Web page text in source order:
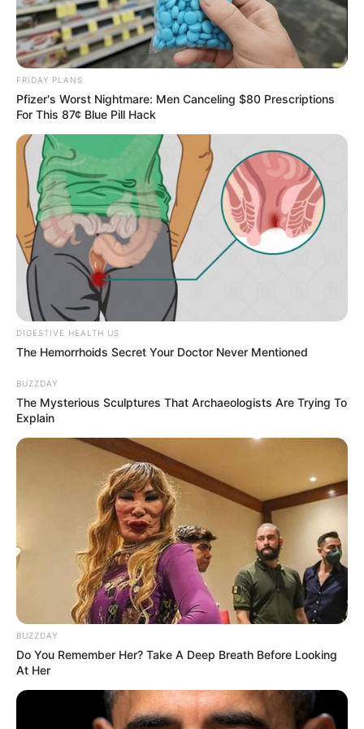
ΑΡΚΕΤΩΝ!!!
ΤΑ “ΜΕΓΑΛΑ..” ΧΑΖΑΡΟΕΒΡΑΙΚΑ ΚΟΜΜΑΤΑ, ΔΗΛΑΔΗ ΝΔ,
(Τ)ΣΥΡΙΖΑ, ΠΑΣΟΚΟΚΙΝΑΛ ΚΑΙ ΦΥΣΙΚΑ ΤΟ ΚΚΕ(ΒΡΑΙΚΟ..)
ΔΕΝ ΧΡΕΙΆΖΟΝΤΑΙ “ΣΥΣΤΆΣΕΙΣ”..
FRIDAY PLANS
Pfizer's Worst Nightmare: Men Canceling $80 Prescriptions
For This 87¢ Blue Pill Hack
DIGESTIVE HEALTH US
The Hemorrhoids Secret Your Doctor Never Mentioned
BUZZDAY
The Mysterious Sculptures That Archaeologists Are Trying To
Explain
BUZZDAY
Do You Remember Her? Take A Deep Breath Before Looking
At Her